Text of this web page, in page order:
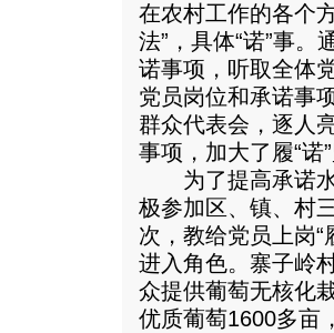
在农村工作的各个
法”，具体“诺”事
诺事项，听取全体
党员岗位和承诺事
群众代表会，逐人
事项，加大了履“诺
为了提高承诺水
极参加区、镇、村
次，教给党员上岗
进入角色。寨子岭
众提供葡萄无核化
优质葡萄1600多亩